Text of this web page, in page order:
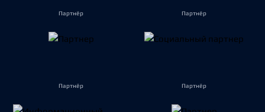
Партнёр Партнёр
Партнёр Партнёр